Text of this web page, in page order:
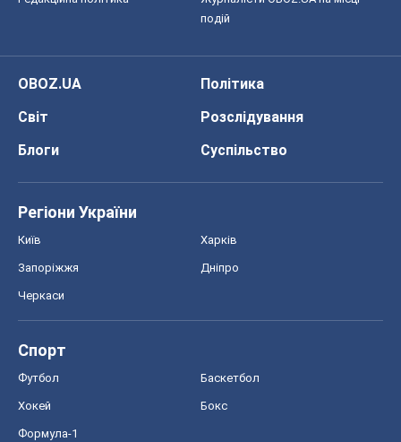
подій
OBOZ.UA
Політика
Світ
Розслідування
Блоги
Суспільство
Регіони України
Київ Харків
Запоріжжя Дніпро
Черкаси
Спорт
Футбол Баскетбол
Хокей Бокс
Формула-1